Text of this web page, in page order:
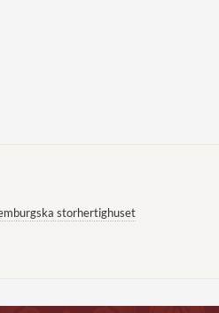
storhertighuset